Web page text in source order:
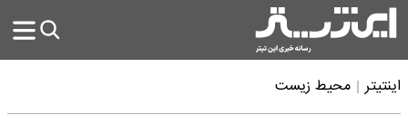
اینتیتر محیط زیست